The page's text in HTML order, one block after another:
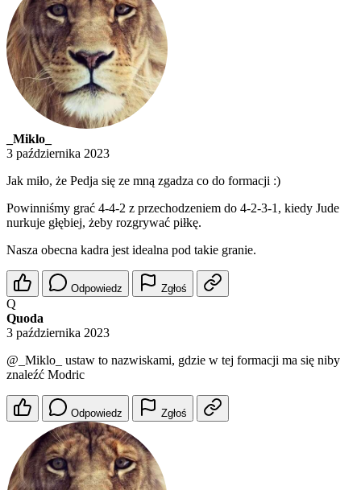
_Miklo_
3 października 2023
Jak miło, że Pedja się ze mną zgadza co do formacji :)
Powinniśmy grać 4-4-2 z przechodzeniem do 4-2-3-1, kiedy Jude
nurkuje głębiej, żeby rozgrywać piłkę.
Nasza obecna kadra jest idealna pod takie granie.
Odpowiedz Zgłoś
Q
Quoda
3 października 2023
@_Miklo_
ustaw to nazwiskami, gdzie w tej formacji ma się niby
znaleźć Modric
Odpowiedz Zgłoś